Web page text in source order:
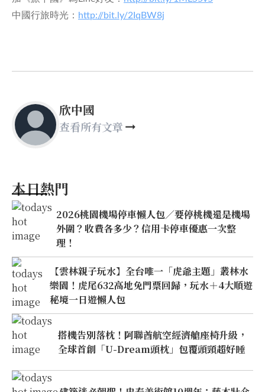
中國行旅時光： http://bit.ly/2IqBW8j
欣中國
查看所有文章
本日熱門
2026桃園機場停車懶人包／要停桃機還是機場
外圍？收費各多少？信用卡停車優惠一次整
理！
【雲林親子玩水】全台唯一「虎爺主題」叢林水
樂園！虎尾632高地免門票回歸，玩水＋4大順遊
秘境一日遊懶人包
搭機告別落枕！阿聯酋航空經濟艙座椅升級，
全球首創「U-Dream頭枕」包覆頭頸超好睡